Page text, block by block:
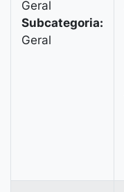
Geral
Subcategoria:
Geral